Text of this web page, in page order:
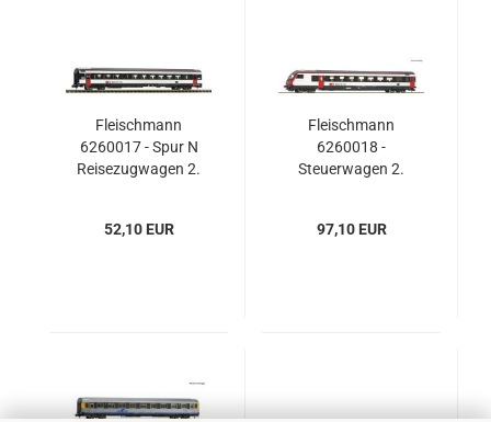
Fleischmann
6260017 - Spur N
Reisezugwagen 2.
52,10 EUR
Fleischmann
6260018 -
Steuerwagen 2.
97,10 EUR